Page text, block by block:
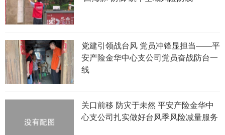
党建引领战台风 党员冲锋显担当——平
安产险金华中心支公司党员奋战防台一
线
关口前移 防灾于未然 平安产险金华中
心支公司扎实做好台风季风险减量服务